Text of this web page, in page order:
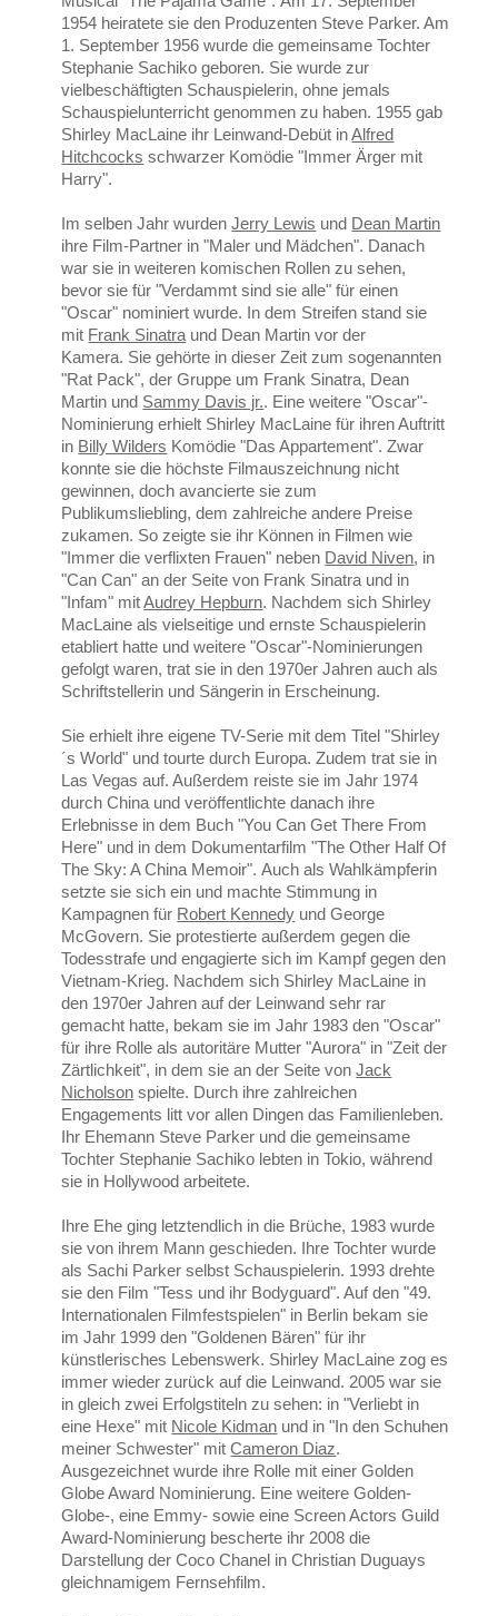
1954 heiratete sie den Produzenten Steve Parker. Am
1. September 1956 wurde die gemeinsame Tochter
Stephanie Sachiko geboren. Sie wurde zur
vielbeschäftigten Schauspielerin, ohne jemals
Schauspielunterricht genommen zu haben. 1955 gab
Shirley MacLaine ihr Leinwand-Debüt inAlfred
Hitchcocks schwarzer Komödie "Immer Ärger mit
Harry".
Im selben Jahr wurdenJerry Lewis und Dean Martin
ihre Film-Partner in "Maler und Mädchen". Danach
war sie in weiteren komischen Rollen zu sehen,
bevor sie für "Verdammt sind sie alle" für einen
"Oscar" nominiert wurde. In dem Streifen stand sie
mit Frank Sinatra und Dean Martin vor der
Kamera. Sie gehörte in dieser Zeit zum sogenannten
"Rat Pack", der Gruppe um Frank Sinatra, Dean
Martin und Sammy Davis jr.. Eine weitere "Oscar"-
Nominierung erhielt Shirley MacLaine für ihren Auftritt
in Billy Wilders Komödie "Das Appartement". Zwar
konnte sie die höchste Filmauszeichnung nicht
gewinnen, doch avancierte sie zum
Publikumsliebling, dem zahlreiche andere Preise
zukamen. So zeigte sie ihr Können in Filmen wie
"Immer die verflixten Frauen" neben David Niven, in
"Can Can" an der Seite von Frank Sinatra und in
"Infam" mitAudrey Hepburn. Nachdem sich Shirley
MacLaine als vielseitige und ernste Schauspielerin
etabliert hatte und weitere "Oscar"-Nominierungen
gefolgt waren, trat sie in den 1970er Jahren auch als
Schriftstellerin und Sängerin in Erscheinung.
Sie erhielt ihre eigene TV-Serie mit dem Titel "Shirley
´s World" und tourte durch Europa. Zudem trat sie in
Las Vegas auf. Außerdem reiste sie im Jahr 1974
durch China und veröffentlichte danach ihre
Erlebnisse in dem Buch "You Can Get There From
Here" und in dem Dokumentarfilm "The Other Half Of
The Sky: A China Memoir". Auch als Wahlkämpferin
setzte sie sich ein und machte Stimmung in
Kampagnen für Robert Kennedy und George
McGovern. Sie protestierte außerdem gegen die
Todesstrafe und engagierte sich im Kampf gegen den
Vietnam-Krieg. Nachdem sich Shirley MacLaine in
den 1970er Jahren auf der Leinwand sehr rar
gemacht hatte, bekam sie im Jahr 1983 den "Oscar"
für ihre Rolle als autoritäre Mutter "Aurora" in "Zeit der
Zärtlichkeit", in dem sie an der Seite vonJack
Nicholson spielte. Durch ihre zahlreichen
Engagements litt vor allen Dingen das Familienleben.
Ihr Ehemann Steve Parker und die gemeinsame
Tochter Stephanie Sachiko lebten in Tokio, während
sie in Hollywood arbeitete.
Ihre Ehe ging letztendlich in die Brüche, 1983 wurde
sie von ihrem Mann geschieden. Ihre Tochter wurde
als Sachi Parker selbst Schauspielerin. 1993 drehte
sie den Film "Tess und ihr Bodyguard". Auf den "49.
Internationalen Filmfestspielen" in Berlin bekam sie
im Jahr 1999 den "Goldenen Bären" für ihr
künstlerisches Lebenswerk. Shirley MacLaine zog es
immer wieder zurück auf die Leinwand. 2005 war sie
in gleich zwei Erfolgstiteln zu sehen: in "Verliebt in
eine Hexe" mit Nicole Kidman und in "In den Schuhen
meiner Schwester" mitCameron Diaz.
Ausgezeichnet wurde ihre Rolle mit einer Golden
Globe Award Nominierung. Eine weitere Golden-
Globe-, eine Emmy- sowie eine Screen Actors Guild
Award-Nominierung bescherte ihr 2008 die
Darstellung der Coco Chanel in Christian Duguays
gleichnamigem Fernsehfilm.